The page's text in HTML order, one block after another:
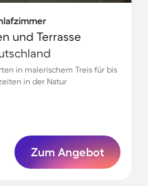
und Terrasse
in malerischem Treis für bis
in der Natur
Zum Angebot